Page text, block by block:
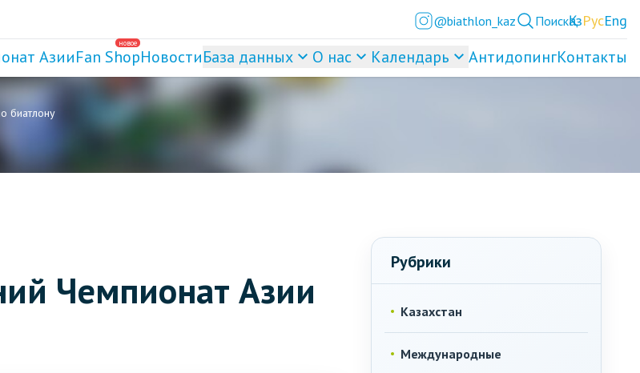
@biathlon_kaz ПоискҚазРусEng
Азии
новое
Fan ShopНовостиБаза данных О нас Календарь АнтидопингКонтакты
биатлону
Чемпионат Азии
Рубрики
Казахстан
Международные